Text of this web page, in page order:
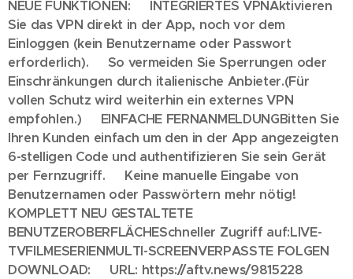
NEUE FUNKTIONEN: 🔒 INTEGRIERTES VPNAktivieren
Sie das VPN direkt in der App, noch vor dem
Einloggen (kein Benutzername oder Passwort
erforderlich). ➡️ So vermeiden Sie Sperrungen oder
Einschränkungen durch italienische Anbieter.(Für
vollen Schutz wird weiterhin ein externes VPN
empfohlen.) 📺 EINFACHE FERNANMELDUNGBitten Sie
Ihren Kunden einfach um den in der App angezeigten
6-stelligen Code und authentifizieren Sie sein Gerät
per Fernzugriff. ✅ Keine manuelle Eingabe von
Benutzernamen oder Passwörtern mehr nötig!
KOMPLETT NEU GESTALTETE
BENUTZEROBERFLÄCHESchneller Zugriff auf:LIVE-
TVFILMESERIENMULTI-SCREENVERPASSTE FOLGEN
DOWNLOAD: 🔗 URL: https://aftv.news/9815228